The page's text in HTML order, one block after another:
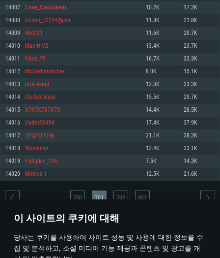
이 사이트의 쿠키에 대해
당사는 쿠키를 사용하여 사이트 성능 및 사용에 대한 정보를 수
집 및 분석하고, 소셜 미디어 기능 제공과 콘텐츠 및 광고를 개
최소사양
운영체제: Windows 10 (64 bit)
프로세서: 2.2 GHz 듀얼코어 이상
메모리: 4GB
그래픽 카드: DirectX 11 이상을 지원하는 AMD Radeon 77XX / NVIDIA
GeForce GT 660. 최소 사양 해상도: 720p
네트워크: 브로드밴드 인터넷
여유 저장 공간: 22.1 GB (최소 클라이언트)
권장 사양
570 혹은 그 이상
여유 저장 공간: 62.2 GB (전체 클라이언트)
최소사양
운영체제: Mac OS Big Sur 11.0
프로세서: 최소 2.2 GHz의 Core i5 (Intel Xeon 은 지원하지 않습니다)
메모리: 6 GB
그래픽 카드: Metal 을 지원하는 Intel Iris Pro 5200 (Mac), 혹은 이와 비슷한 성
능을 가지는 Mac 버전의 AMD/Nvidia. 최소 해상도: 720p
네트워크: 브로드밴드 인터넷
여유 저장 공간: 22.1 GB (최소 클라이언트)
권장 사양
네트워크: 브로드밴드 인터넷
여유 저장 공간: 62.2 GB (전체 클라이언트)
최소사양
운영체제: 64bit Linux 중 최신 버전
프로세서: 2.4 GHz 듀얼코어
메모리: 4 GB
그래픽 카드: Vulkan 을 지원하고, 최신 그래픽 드라이버를 지원하는 NVIDIA
660 (6개월 미만) 혹은 그와 동급의 성능을 가지며 최신 그래픽 드라이버를 지
원하는 AMD (6개월 미만; 최소사양 지원 해상도 720p)
네트워크: 브로드밴드 인터넷
여유 저장 공간: 22.1 GB (최소 클라이언트)
권장 사양
운영체제: Ubuntu 20.04 64bit
프로세서: Intel Core i7
메모리: 16 GB
그래픽 카드: Vulkan 을 지원하고, 최신 그래픽 드라이버를 지원하는 NVIDIA
1060 (6개월 미만) 혹은 그와 동급의 성능을 가지며 최신 그래픽 드라이버를
지원하는 AMD RX 570 (6개월 미만; 최소사양 지원 해상도 720p) 이상
여유 저장 공간: 62.2 GB (전체 클라이언트)
14007 Саня_Самозанят 10.2K 17.2K
14008 Gintyo_72124@psn 11.8K 21.8K
14009 Rech21 11.6K 20.7K
14010 MaelHIVE 13.4K 23.7K
14011 falco_79 16.7K 33.3K
14012 McGridlmuncher 8.0K 15.1K
14013 piterekepl 12.3K 23.3K
14014 OleToothless 15.5K 29.7K
14015 X7X7X7X7X7X 14.4K 28.5K
14016 Vadek90494 17.4K 37.9K
14017 안맞았지롱 21.1K 38.2K
14018 Woldemyr 13.4K 23.1K
14019 Pumpkin_136 7.5K 14.3K
14020 Mobius 1 12.5K 21.6K
* 순위표는 매일 1회 갱신됩니다
700 701 702 801